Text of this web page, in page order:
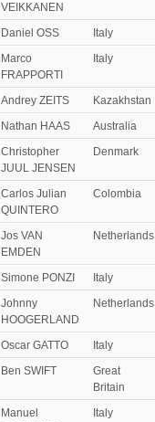
VEIKKANEN
Daniel OSS Italy
Marco
FRAPPORTI
Italy
Andrey ZEITS Kazakhstan
Nathan HAAS Australia
Christopher
JUUL JENSEN
Denmark
Carlos Julian
QUINTERO
Colombia
Jos VAN
EMDEN
Netherlands
Simone PONZI Italy
Johnny
HOOGERLAND
Netherlands
Oscar GATTO Italy
Ben SWIFT
Great
Britain
Manuel
Italy